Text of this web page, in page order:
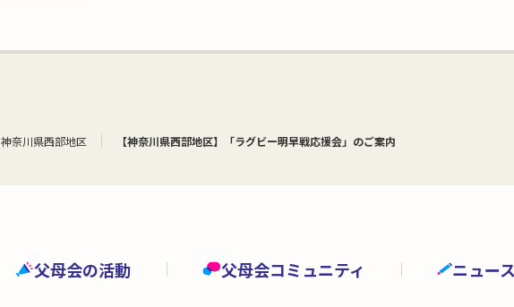
神奈川県西部地区 【神奈川県西部地区】「ラグビー明早戦応援会」のご案内
父母会の活動 父母会コミュニティ ニュー